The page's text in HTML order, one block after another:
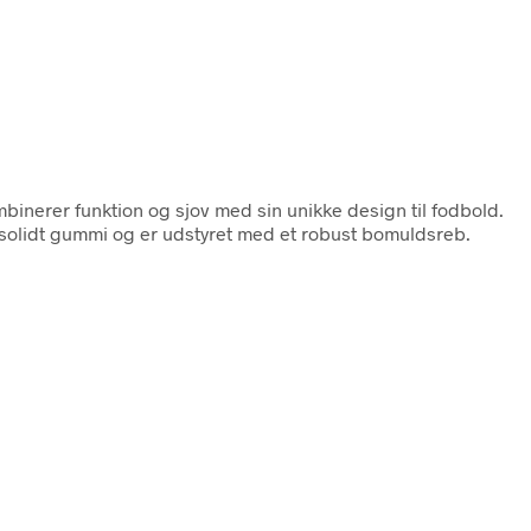
funktion og sjov med sin unikke design til fodbold.
gummi og er udstyret med et robust bomuldsreb.